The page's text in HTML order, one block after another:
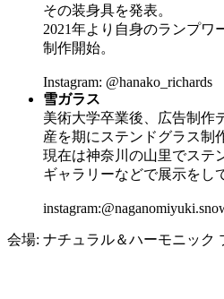
その装身具を発表。
2021年より自身のランプワ
制作開始。
Instagram: @hanako_richards
雪ガラス
美術大学卒業後、広告制作
産を期にステンドグラス制
現在は神奈川の山里でステ
ギャラリーなどで展示をし
会場: ナチュラル＆ハーモニック